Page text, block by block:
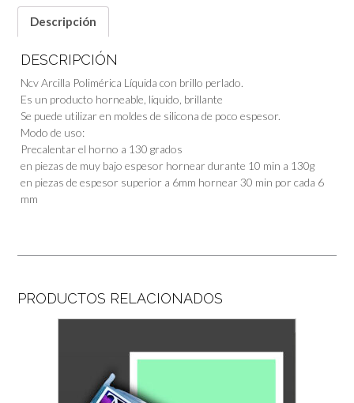
Descripción
DESCRIPCIÓN
Ncv Arcilla Polimérica Líquida con brillo perlado.
Es un producto horneable, líquido, brillante
Se puede utilizar en moldes de silicona de poco espesor.
Modo de uso:
Precalentar el horno a 130 grados
en piezas de muy bajo espesor hornear durante 10 min a 130g
en piezas de espesor superior a 6mm hornear 30 min por cada 6
mm
PRODUCTOS RELACIONADOS